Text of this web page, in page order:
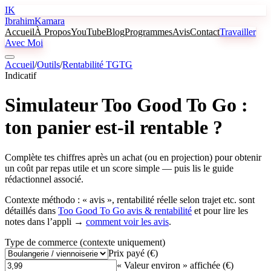
IK
IbrahimKamara
AccueilÀ ProposYouTubeBlogProgrammesAvisContactTravailler
Avec Moi
Accueil/Outils/Rentabilité TGTG
Indicatif
Simulateur Too Good To Go :
ton panier est-il rentable ?
Complète tes chiffres après un achat (ou en projection) pour obtenir
un coût par repas utile et un score simple — puis lis le guide
rédactionnel associé.
Contexte méthodo : « avis », rentabilité réelle selon trajet etc. sont
détaillés dans Too Good To Go avis & rentabilité et pour lire les
notes dans l’appli → comment voir les avis.
Type de commerce (contexte uniquement)
Prix payé (€)
« Valeur environ » affichée (€)